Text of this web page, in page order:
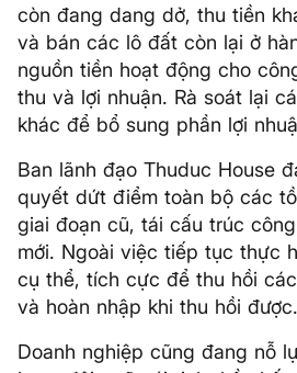
còn đang dang dở, thu tiền
và bán các lô đất còn lại ở
nguồn tiền hoạt động cho
thu và lợi nhuận. Rà soát lại
khác để bổ sung phần lợi
Ban lãnh đạo Thuduc House
quyết dứt điểm toàn bộ các
giai đoạn cũ, tái cấu trúc
mới. Ngoài việc tiếp tục thực
cụ thể, tích cực để thu hồi
và hoàn nhập khi thu hồi được.
Doanh nghiệp cũng đang nỗ